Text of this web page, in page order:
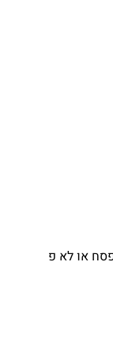
או לא פ